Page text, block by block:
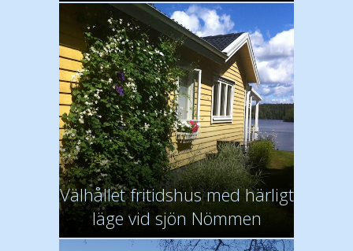
Välhållet fritidshus med härligt
läge vid sjön Nömmen